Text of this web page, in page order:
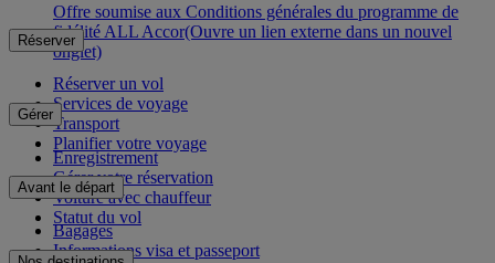
Offre soumise aux Conditions générales du programme de
fidélité ALL Accor(Ouvre un lien externe dans un nouvel
onglet)
Réserver
Réserver un vol
Services de voyage
Transport
Planifier votre voyage
Gérer
Enregistrement
Gérer votre réservation
Voiture avec chauffeur
Statut du vol
Avant le départ
Bagages
Informations visa et passeport